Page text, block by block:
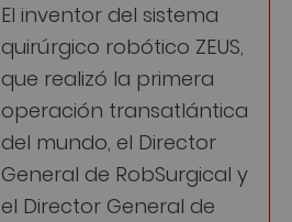
El inventor del sistema
quirúrgico robótico ZEUS,
que realizó la primera
operación transatlántica
del mundo, el Director
General de RobSurgical y
el Director General de